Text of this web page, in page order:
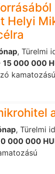
Helyi
, Türelmi
000 000
kamatozású
, Türelmi
000 000